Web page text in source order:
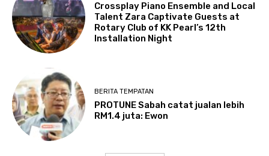
Crossplay Piano Ensemble and Local
Talent Zara Captivate Guests at
Rotary Club of KK Pearl’s 12th
Installation Night
BERITA TEMPATAN
PROTUNE Sabah catat jualan lebih
RM1.4 juta: Ewon